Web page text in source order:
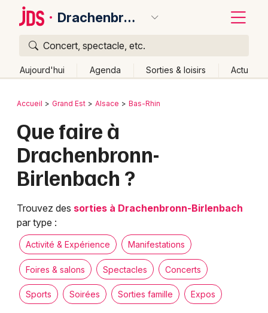
Drachenbronn-Birlenbach
Concert, spectacle, etc.
Aujourd'hui Agenda Sorties & loisirs Actu
Publier un événement
Grands événements
Activité & Expérience
Manifestations
Foires & salons
Spectacles
Bordeaux
Colmar
Lille
Marseille
Mulhouse
Montpellier
Nantes
Retour
Accueil Grand Est Alsace Bas-Rhin
Que faire à
Drachenbronn-
Birlenbach ?
Trouvez des sorties à Drachenbronn-Birlenbach
par type :
Activité & Expérience Manifestations
Foires & salons Spectacles Concerts
Sports Soirées Sorties famille Expos
Quoi ?
Où ?
Alsace
Partout Près de moi
Quand ?
Aujourd'hui
Demain Ce week-end